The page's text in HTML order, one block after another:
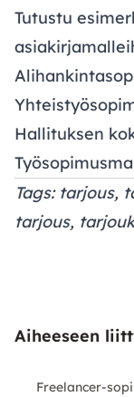
Tutustu
Hallituksen
Tags: tarjous,
tarjous,
Aiheeseen
Freelancer-